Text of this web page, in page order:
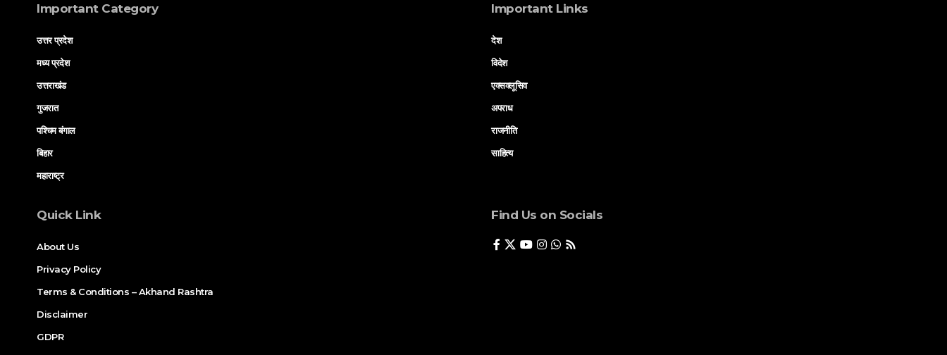
Important Category
उत्तर प्रदेश
मध्य प्रदेश
उत्तराखंड
गुजरात
पश्चिम बंगाल
बिहार
महाराष्ट्र
Important Links
देश
विदेश
एक्सक्लूसिव
अपराध
राजनीति
साहित्य
Quick Link
About Us
Privacy Policy
Terms & Conditions – Akhand Rashtra
Disclaimer
GDPR
Find Us on Socials